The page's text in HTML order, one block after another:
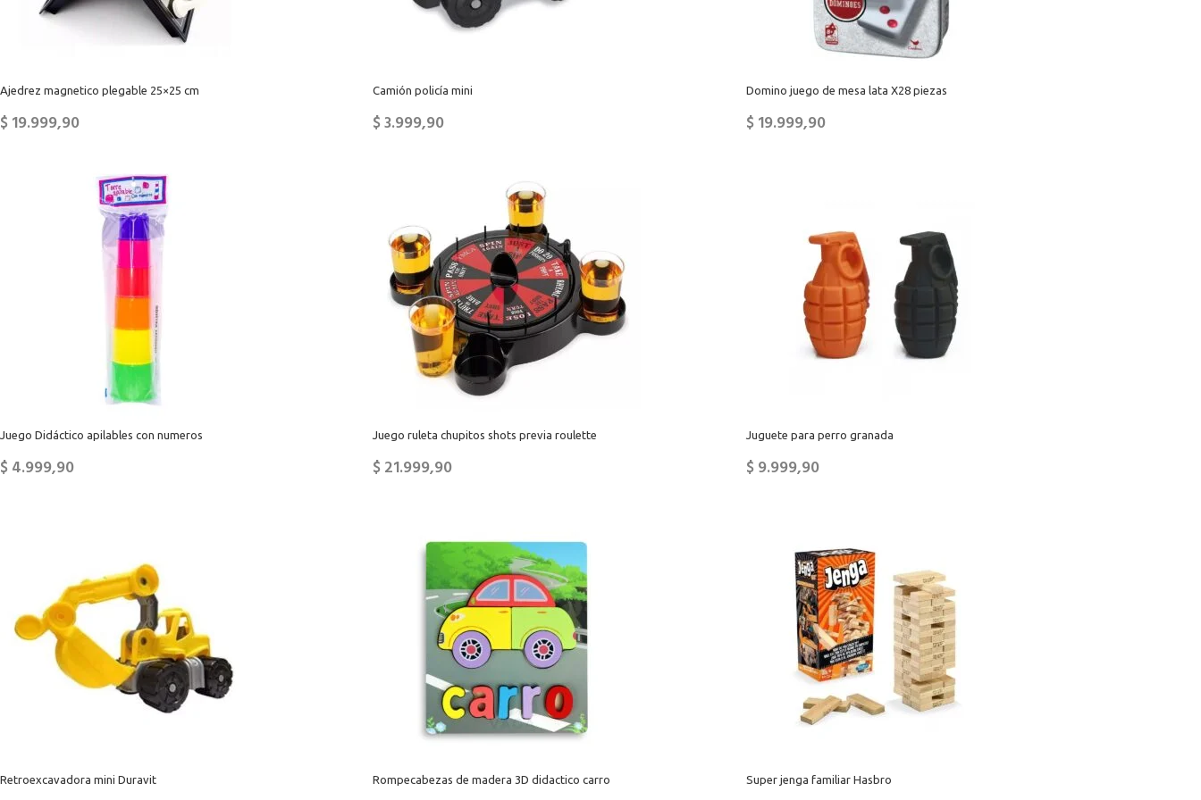
Ajedrez magnetico plegable 25×25 cm
$19.999,90
Camión policía mini
$3.999,90
Domino juego de mesa lata X28 piezas
$19.999,90
Juego Didáctico apilables con numeros
$4.999,90
Juego ruleta chupitos shots previa roulette
$21.999,90
Juguete para perro granada
$9.999,90
Retroexcavadora mini Duravit Rompecabezas de madera 3D didactico carro Super jenga familiar Hasbro